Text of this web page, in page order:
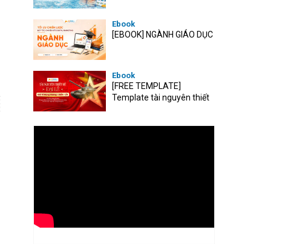
Ebook
[EBOOK] NGÀNH GIÁO DỤC
Ebook
[FREE TEMPLATE]
Template tài nguyên thiết